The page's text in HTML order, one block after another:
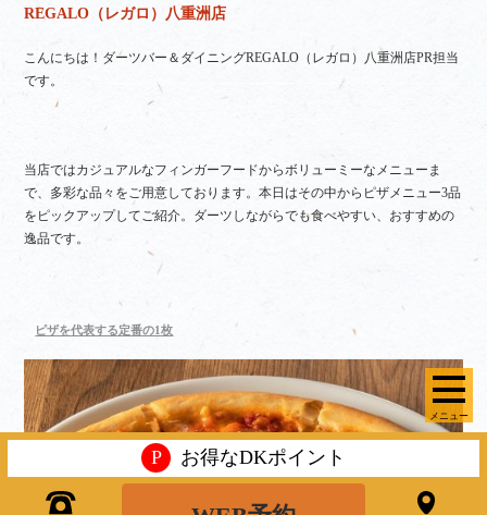
メニュー
REGALO（レガロ）八重洲店
こんにちは！ダーツバー＆ダイニングREGALO（レガロ）八重洲店PR担当
です。
当店ではカジュアルなフィンガーフードからボリューミーなメニューま
で、多彩な品々をご用意しております。本日はその中からピザメニュー3品
をピックアップしてご紹介。ダーツしながらでも食べやすい、おすすめの
逸品です。
ピザを代表する定番の1枚
P お得なDKポイント